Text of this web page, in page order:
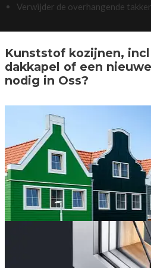
Verwijder de overhangende
Kunststof kozijnen,
dakkapel of een
nodig in Oss?